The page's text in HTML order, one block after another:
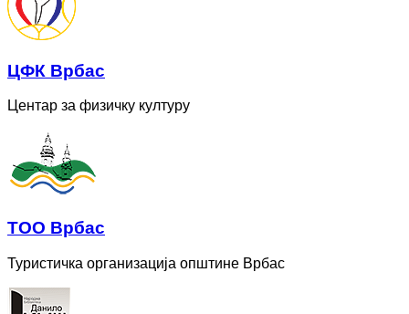
ЦФК Врбас
Центар за физичку културу
ТОО Врбас
Туристичка организација општине Врбас